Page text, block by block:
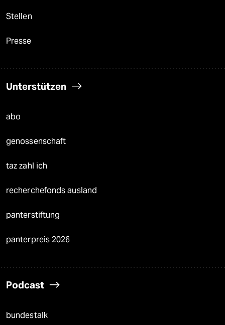
Stellen
Presse
Unterstützen
abo
genossenschaft
taz zahl ich
recherchefonds ausland
panterstiftung
panterpreis 2026
Podcast
bundestalk